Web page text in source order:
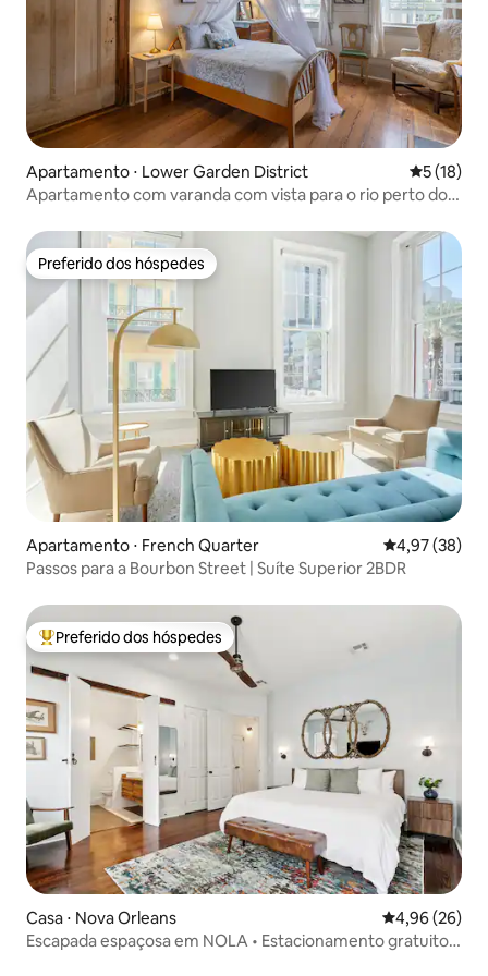
Apartamento ⋅ Lower Garden District 5 de uma
5 (18)
Apartamento com varanda com vista para o rio perto do
Preferido dos hóspedes
Preferido dos hóspedes
Apartamento ⋅ French Quarter 4,97 de uma
4,97 (38)
Passos para a Bourbon Street | Suíte Superior 2BDR
Entre os melhores preferidos dos hóspedes
Preferido dos hóspedes
Casa ⋅ Nova Orleans 4,96 de uma
4,96 (26)
Escapada espaçosa em NOLA • Estacionamento gratuito •